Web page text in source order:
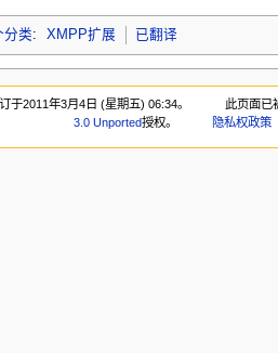
分类: XMPP扩展 已翻译
于2011年3月4日 (星期五) 06:34。
此页面已
3.0 Unported授权。 隐私权政策